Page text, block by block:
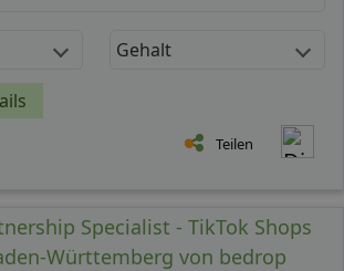
Gehalt
Teilen
Specialist - TikTok Shops
Württemberg von bedrop